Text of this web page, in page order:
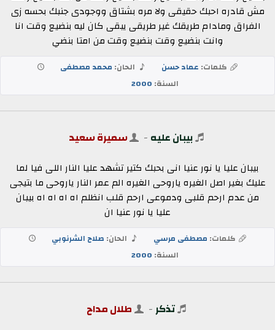
مش قادره احبك حقيقى ولا مره بشتاق ووجودى جنبك بحسه زى
الفراق ومادام طريقك غير طريقى يبقى كان ليه بنضيع وقت انا
وانت بنضيع وقت بنضيع وقت من امتا بنضي
كلمات: عماد حسن الحان: محمد مصطفى
السنة: 2000
بيبان عليه - سميرة سعيد
بيبان عليا يا نور عنيا انى بحبك كتير تشهد عليا النار اللى فيا لما
عليك بغير اصل الغيره ياروحى الغيره الم عمر النار ياروحى ما بتيجى
من عدم ارحم قلبى ودموعى ارحم قلب انظلم اه اه اه اه بيبان
عليا يا نور عنيا ان
كلمات: مصطفى مرسي الحان: صلاح الشرنوبي
السنة: 2000
تذكر- طلال مداح